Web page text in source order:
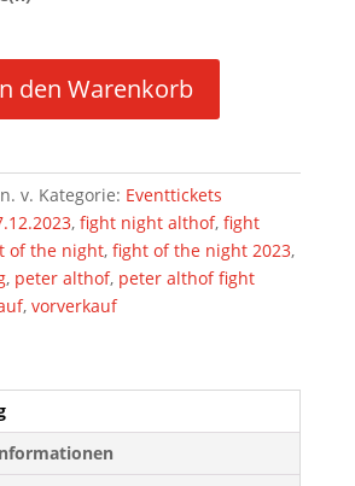
den Warenkorb
n. v. Kategorie: Eventtickets
, fight night althof, fight
of the night, fight of the night 2023,
, peter althof, peter althof fight
, vorverkauf